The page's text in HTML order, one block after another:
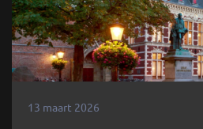
13 maart 2026